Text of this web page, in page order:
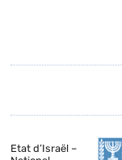
Etat d’Israël –